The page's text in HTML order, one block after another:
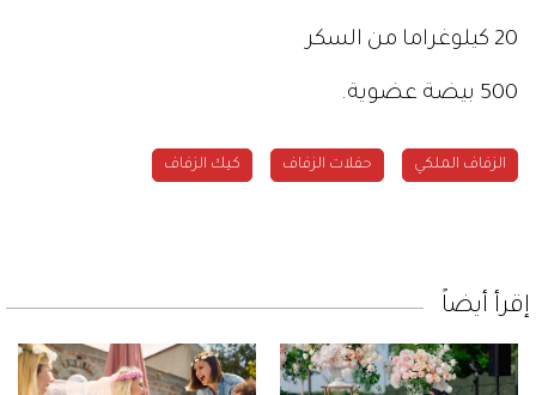
20 كيلوغراما من السكر
500 بيضة عضوية .
الزفاف الملكي حفلات الزفاف كيك الزفاف
إقرأ أيضاً